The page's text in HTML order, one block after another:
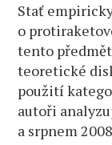
Stať
o
tento
teoretické
použití
autoři
a srpnem